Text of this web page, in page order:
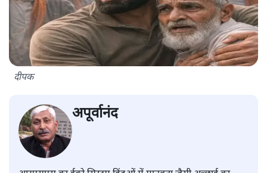
दीपक
अपूर्वानंद